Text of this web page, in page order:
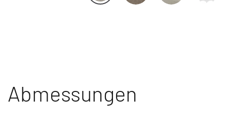
Abmessungen